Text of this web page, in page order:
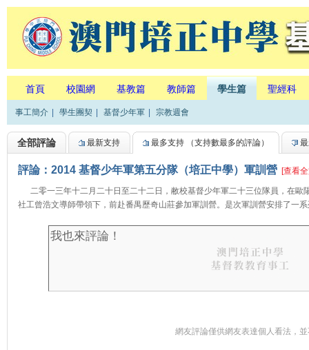
首頁 校園網 基教篇 教師篇 學生篇 聖經科
事工簡介 學生團契 基督少年軍 宗教週會
全部評論 最新支持 最多支持 （支持數最多的評論）
評論：2014 基督少年軍第五分隊（培正中學）軍訓營 [查看
二零一三年十二月二十日至二十二日，敝校基督少年軍二十三位隊員，在歐
社工曾浩文導師帶領下，前赴番禺歷奇山莊參加軍訓營。是次軍訓營安排了一系
網友評論僅供網友表達個人看法，